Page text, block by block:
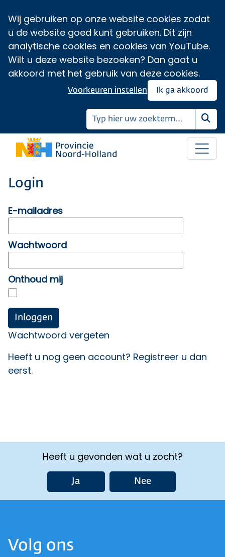
Wij gebruiken op onze website cookies zodat
u de website goed kunt gebruiken. Dit zijn
analytische cookies en cookies van YouTube.
Wilt u deze website bezoeken? Dan gaat u
akkoord met het gebruik van deze cookies.
Ik ga akkoord
Voorkeuren instellen
Login
E-mailadres
Wachtwoord
Onthoud mij
Wachtwoord vergeten
Heeft u nog geen account? Registreer u dan
eerst.
Heeft u gevonden wat u zocht?
Ja Nee
Volg ons